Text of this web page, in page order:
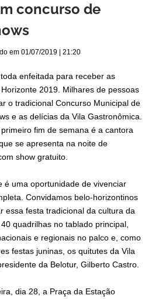
concurso de
em 01/07/2019 | 21:20
enfeitada para receber as
2019. Milhares de pessoas
o tradicional Concurso Municipal de
e as delícias da Vila Gastronômica.
fim de semana é a cantora
se apresenta na noite de
show gratuito.
é uma oportunidade de vivenciar
Convidamos belo-horizontinos
essa festa tradicional da cultura da
quadrilhas no tablado principal,
e regionais no palco e, como
festas juninas, os quitutes da Vila
da Belotur, Gilberto Castro.
dia 28, a Praça da Estação